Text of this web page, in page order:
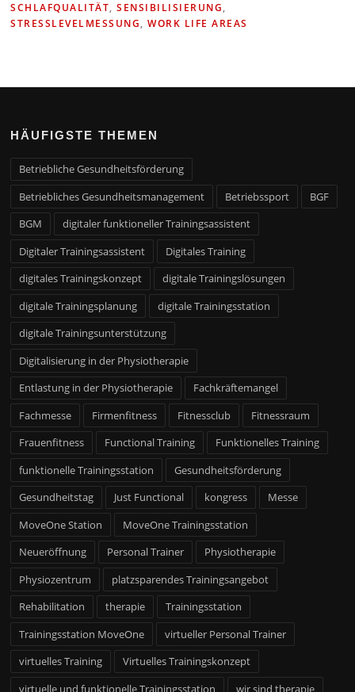
SCHLAFQUALITÄT,SENSIBILISIERUNG,
STRESSLEVELMESSUNG,WORK LIFE AREAS
HÄUFIGSTE THEMEN
Betriebliche Gesundheitsförderung
Betriebliches Gesundheitsmanagement
Betriebssport
BGF
BGM
digitaler funktioneller Trainingsassistent
Digitaler Trainingsassistent
Digitales Training
digitales Trainingskonzept
digitale Trainingslösungen
digitale Trainingsplanung
digitale Trainingsstation
digitale Trainingsunterstützung
Digitalisierung in der Physiotherapie
Entlastung in der Physiotherapie
Fachkräftemangel
Fachmesse
Firmenfitness Fitnessclub
Fitnessraum
Frauenfitness
Functional Training
Funktionelles Training
funktionelle Trainingsstation
Gesundheitsförderung
Gesundheitstag
Just Functional kongress
Messe
MoveOne Station
MoveOne Trainingsstation
Neueröffnung
Personal Trainer
Physiotherapie
Physiozentrum
platzsparendes Trainingsangebot
Rehabilitation
therapie
Trainingsstation
Trainingsstation MoveOne
virtueller Personal Trainer
virtuelles Training
Virtuelles Trainingskonzept
virtuelle und funktionelle Trainingsstation
wir sind therapie